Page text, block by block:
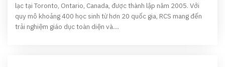
lạc tại Toronto, Ontario, Canada, được thành lập năm 2005. Với
quy mô khoảng 400 học sinh từ hơn 20 quốc gia, RCS mang đến
trải nghiệm giáo dục toàn diện và....